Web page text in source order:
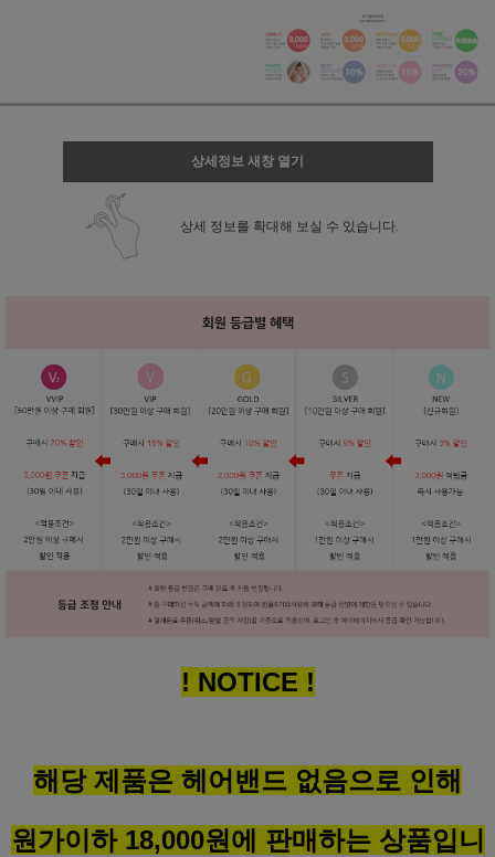
상세정보 새창 열기
상세 정보를 확대해 보실 수 있습니다.
! NOTICE !
해당 제품은 헤어밴드 없음으로 인해
원가이하 18,000원에 판매하는 상품입니